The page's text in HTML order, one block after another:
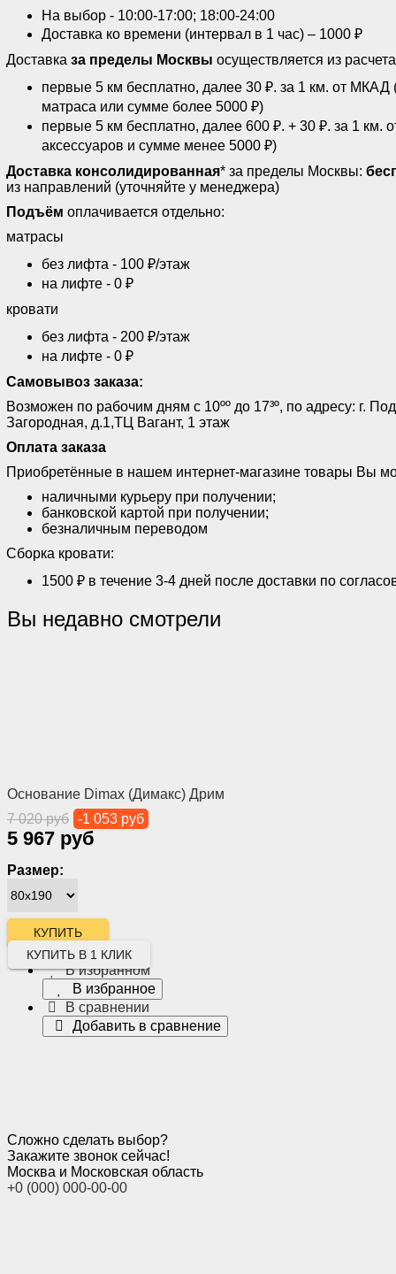
На выбор - 10:00-17:00; 18:00-24:00
Доставка ко времени (интервал в 1 час) – 1000 ₽
Доставка за пределы Москвы осуществляется из
первые 5 км бесплатно, далее 30 ₽. за 1 км. от МКАД
матраса или сумме более 5000 ₽)
первые 5 км бесплатно, далее 600 ₽. + 30 ₽. за 1 км.
аксессуаров и сумме менее 5000 ₽)
Доставка консолидированная* за пределы Москвы:
из направлений (уточняйте у менеджера)
Подъём оплачивается отдельно:
матрасы
без лифта - 100 ₽/этаж
на лифте - 0 ₽
кровати
без лифта - 200 ₽/этаж
на лифте - 0 ₽
Самовывоз заказа:
Возможен по рабочим дням с 10ºº до 17³º, по адресу: г.
Загородная, д.1,ТЦ Вагант, 1 этаж
Оплата заказа
Приобретённые в нашем интернет-магазине товары Вы
наличными курьеру при получении;
банковской картой при получении;
безналичным переводом
Сборка кровати:
1500 ₽ в течение 3-4 дней после доставки по
Вы недавно смотрели
Основание Dimax (Димакс) Дрим
7 020 руб -1 053 руб
5 967 руб
Размер:
КУПИТЬ В 1 КЛИК
В избранном
В избранное
В сравнении
Добавить в сравнение
Сложно сделать выбор?
Закажите звонок сейчас!
Москва и Московская область
+0 (000) 000-00-00